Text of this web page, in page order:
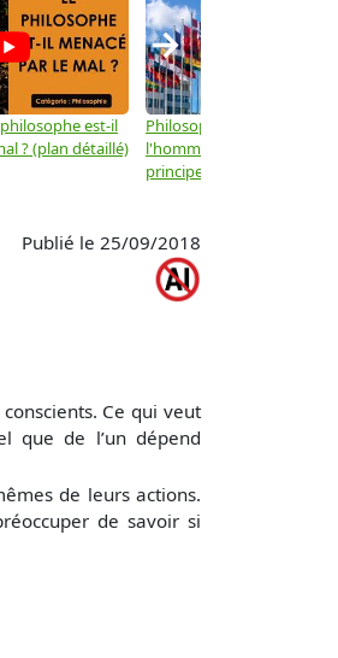
est-il
? (plan détaillé)
Philosophie: Les droits de
l'homme ne sont-ils que
principes moraux ? (plan
→
Publié le 25/09/2018
Ce qui veut
que de l’un dépend
de leurs actions.
de savoir si